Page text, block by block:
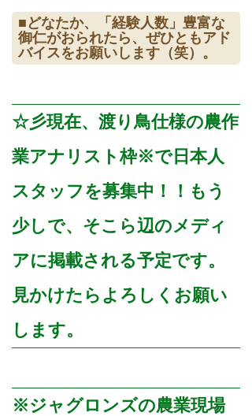
■どなたか、「経験人数」豊富な
御仁がおられたら、ぜひともアド
バイスをお願いします（笑）。
☆彡現在、渡り鳥仕様の農作
業アナリスト枠※で日本人
スタッフを募集中！！もう
少しで、そこら辺のメディ
アに掲載される予定です。
見かけたらよろしくお願い
します。
※ジャグロンズの農業現場